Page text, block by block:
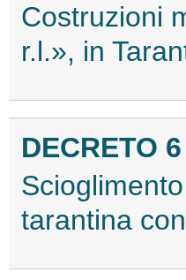
Costruzioni
r.l.», in
DECRETO
tarantina